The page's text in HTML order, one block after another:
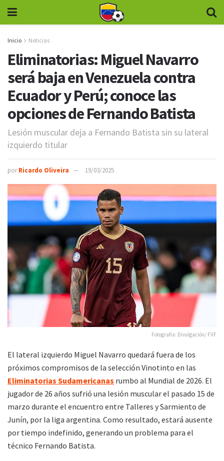
Inicio Noticias
Eliminatorias: Miguel Navarro
será baja en Venezuela contra
Ecuador y Perú; conoce las
opciones de Fernando Batista
Lesión muscular deja a Fernando Batista sin su lateral
izquierdo titular
por Ricardo Oliveira 19/03/2025
Fotografia: Divulgación/ FVF
El lateral izquierdo Miguel Navarro quedará fuera de los
próximos compromisos de la selección Vinotinto en las
Eliminatorias Sudamericanas rumbo al Mundial de 2026. El
jugador de 26 años sufrió una lesión muscular el pasado 15 de
marzo durante el encuentro entre Talleres y Sarmiento de
Junín, por la liga argentina. Como resultado, estará ausente
por tiempo indefinido, generando un problema para el
técnico Fernando Batista.